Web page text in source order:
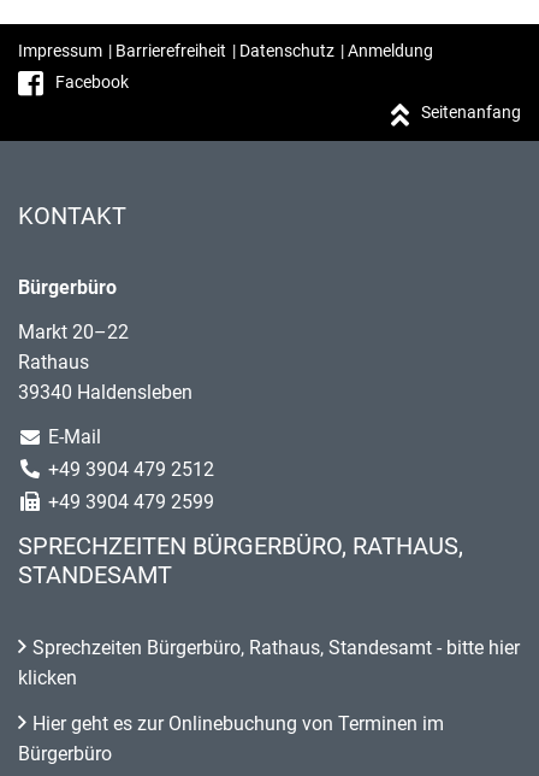
Impressum | Barrierefreiheit | Datenschutz |Anmeldung
Facebook
Seitenanfang
KONTAKT
Bürgerbüro
Markt 20–22
Rathaus
39340 Haldensleben
E-Mail
+49 3904 479 2512
+49 3904 479 2599
SPRECHZEITEN BÜRGERBÜRO, RATHAUS,
STANDESAMT
Sprechzeiten Bürgerbüro, Rathaus, Standesamt - bitte hier
klicken
Hier geht es zur Onlinebuchung von Terminen im
Bürgerbüro